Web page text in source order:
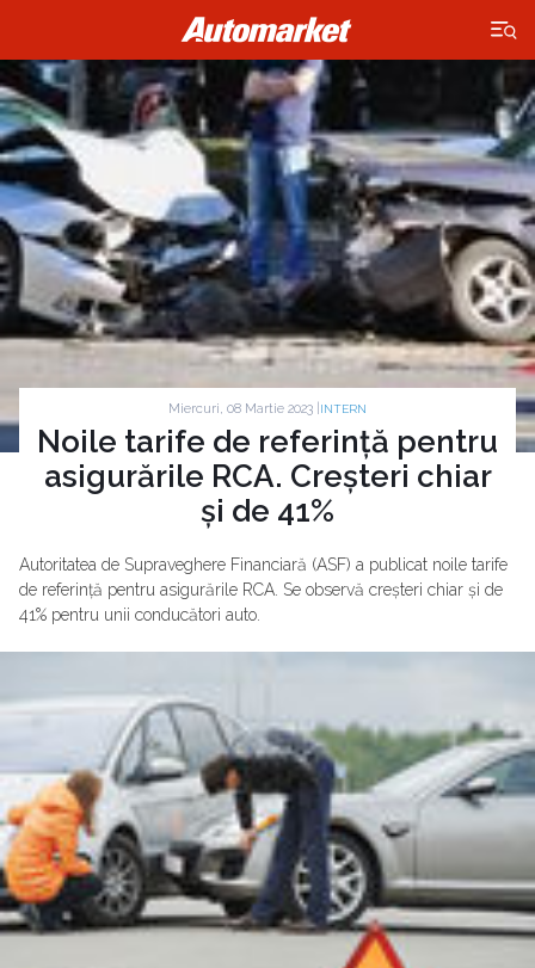
×
Miercuri, 08 Martie 2023 | INTERN
Noile tarife de referință pentru
asigurările RCA. Creșteri chiar
și de 41%
Autoritatea de Supraveghere Financiară (ASF) a publicat noile tarife
de referință pentru asigurările RCA. Se observă creșteri chiar și de
41% pentru unii conducători auto.